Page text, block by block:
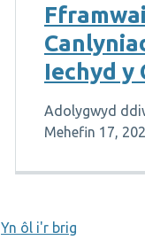
Iechyd y
Adolygwyd
Mehefin 17,
Yn ôl i'r brig